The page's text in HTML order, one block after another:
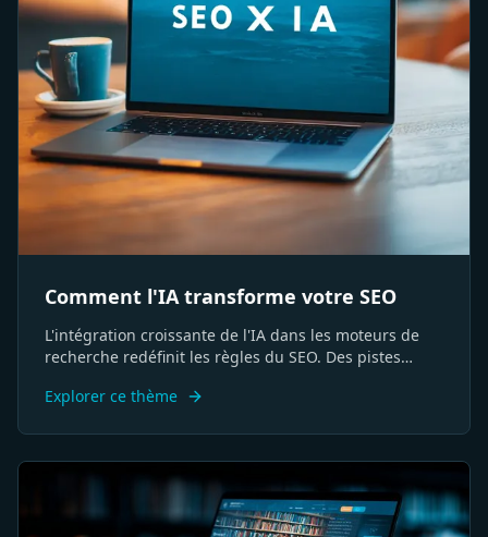
Comment l'IA transforme votre SEO
L'intégration croissante de l'IA dans les moteurs de
recherche redéfinit les règles du SEO. Des pistes
méthodes d'analyse
Explorer ce thème